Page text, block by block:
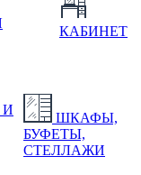
КАБИНЕТ
ШКАФЫ,
БУФЕТЫ,
СТЕЛЛАЖИ